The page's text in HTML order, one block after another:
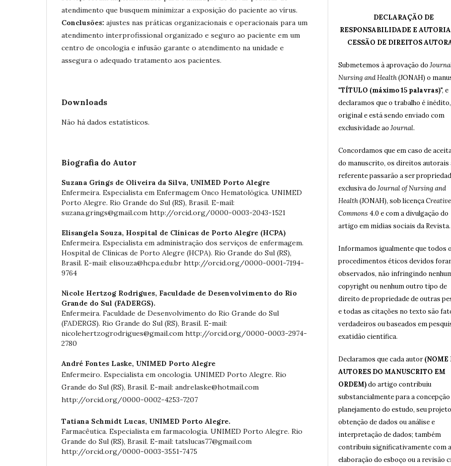
atendimento que busquem minimizar a exposição do paciente ao vírus.
Conclusões: ajustes nas práticas organizacionais e operacionais para um
atendimento interprofissional organizado e seguro ao paciente em um
centro de oncologia e infusão garante o atendimento na unidade e
assegura o adequado tratamento aos pacientes.
Downloads
Não há dados estatísticos.
Biografia do Autor
Suzana Grings de Oliveira da Silva, UNIMED Porto Alegre
Enfermeira. Especialista em Enfermagem Onco Hematológica. UNIMED
Porto Alegre. Rio Grande do Sul (RS), Brasil. E-mail:
suzana.grings@gmail.com http://orcid.org/0000-0003-2043-1521
Elisangela Souza, Hospital de Clínicas de Porto Alegre (HCPA)
Enfermeira. Especialista em administração dos serviços de enfermagem.
Hospital de Clínicas de Porto Alegre (HCPA). Rio Grande do Sul (RS),
Brasil. E-mail: elisouza@hcpa.edu.br http://orcid.org/0000-0001-7194-
9764
Nicole Hertzog Rodrigues, Faculdade de Desenvolvimento do Rio
Grande do Sul (FADERGS).
Enfermeira. Faculdade de Desenvolvimento do Rio Grande do Sul
(FADERGS). Rio Grande do Sul (RS), Brasil. E-mail:
nicolehertzogrodrigues@gmail.com http://orcid.org/0000-0003-2974-
2780
André Fontes Laske, UNIMED Porto Alegre
Enfermeiro. Especialista em oncologia. UNIMED Porto Alegre. Rio
Grande do Sul (RS), Brasil. E-mail: andrelaske@hotmail.com
http://orcid.org/0000-0002-4253-7207
Tatiana Schmidt Lucas, UNIMED Porto Alegre.
Farmacêutica. Especialista em farmacologia. UNIMED Porto Alegre. Rio
Grande do Sul (RS), Brasil. E-mail: tatslucas77@gmail.com
http://orcid.org/0000-0003-3551-7475
DECLARAÇÃO DE
RESPONSABILIDADE E
CESSÃO DE DIREITOS
Submetemos à aprovação do
Nursing and Health(JONAH) o
"TÍTULO (máximo 15 palavras)", e
declaramos que o trabalho é inédito,
original e está sendo enviado com
exclusividade ao Journal.
Concordamos que em caso de
do manuscrito, os direitos autorais
referente passarão a ser
exclusiva do Journal of Nursing and
Health(JONAH), sob licençaCreative
Commons 4.0 e com a divulgação do
artigo em mídias sociais da Revista.
Informamos igualmente que todos
procedimentos éticos devidos
observados, não infringindo
copyright ou nenhum outro tipo de
direito de propriedade de outras
e todas as citações no texto são
verdadeiros ou baseados em
exatidão científica.
Declaramos que cada autor(NOME
AUTORES DO MANUSCRITO EM
ORDEM)do artigo contribuiu
substancialmente para a concepção
planejamento do estudo, seu
obtenção de dados ou análise e
interpretação de dados; também
contribuiu significativamente com a
elaboração do esboço ou a revisão